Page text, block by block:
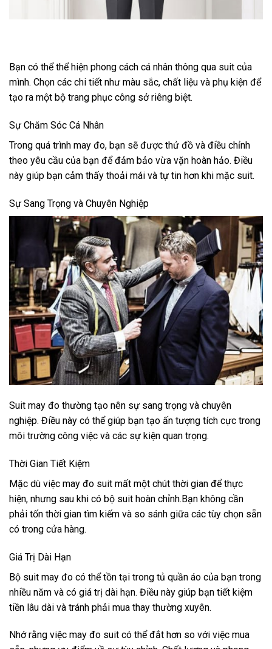
Bạn có thể thể hiện phong cách cá nhân thông qua suit của
mình. Chọn các chi tiết như màu sắc, chất liệu và phụ kiện để
tạo ra một bộ trang phục công sở riêng biệt.
Sự Chăm Sóc Cá Nhân
Trong quá trình may đo, bạn sẽ được thử đồ và điều chỉnh
theo yêu cầu của bạn để đảm bảo vừa vặn hoàn hảo. Điều
này giúp bạn cảm thấy thoải mái và tự tin hơn khi mặc suit.
Sự Sang Trọng và Chuyên Nghiệp
Suit may đo thường tạo nên sự sang trọng và chuyên
nghiệp. Điều này có thể giúp bạn tạo ấn tượng tích cực trong
môi trường công việc và các sự kiện quan trọng.
Thời Gian Tiết Kiệm
Mặc dù việc may đo suit mất một chút thời gian để thực
hiện, nhưng sau khi có bộ suit hoàn chỉnh.Bạn không cần
phải tốn thời gian tìm kiếm và so sánh giữa các tùy chọn sẵn
có trong cửa hàng.
Giá Trị Dài Hạn
Bộ suit may đo có thể tồn tại trong tủ quần áo của bạn trong
nhiều năm và có giá trị dài hạn. Điều này giúp bạn tiết kiệm
tiền lâu dài và tránh phải mua thay thường xuyên.
Nhớ rằng việc may đo suit có thể đắt hơn so với việc mua